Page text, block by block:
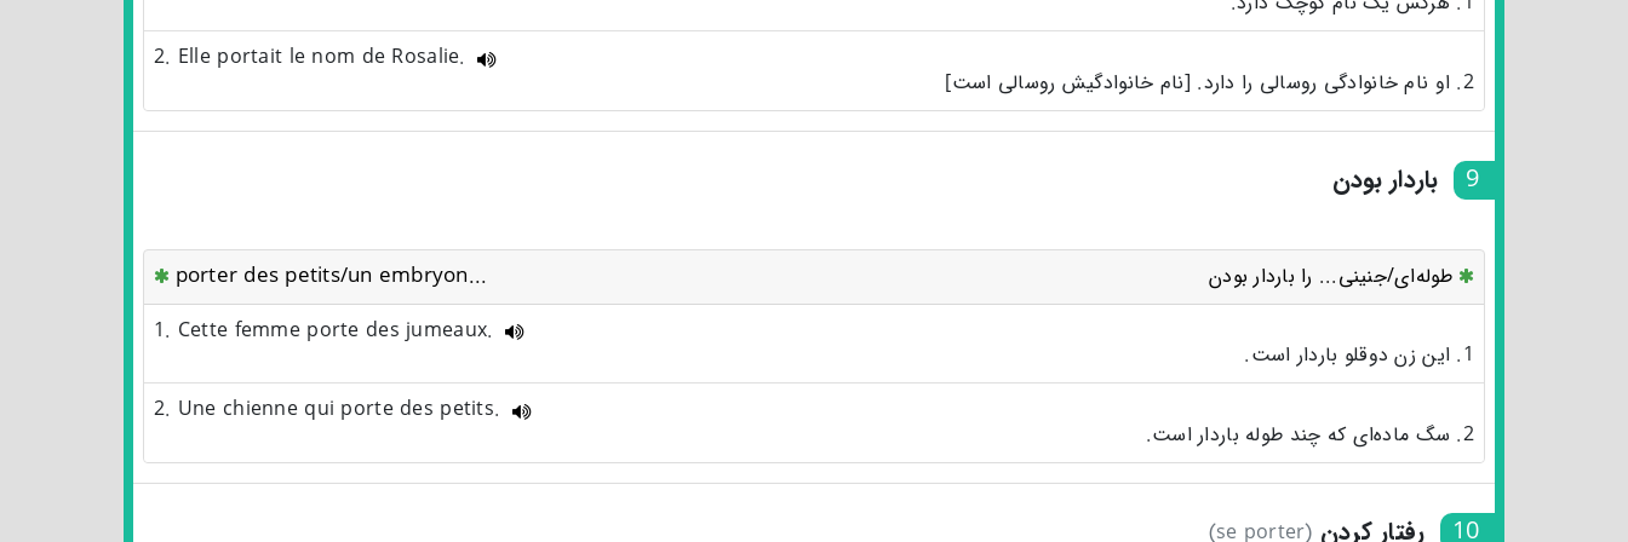
2. Elle portait le nom de Rosalie.
2. او نام خانوادگی روسالی را دارد. [نام خانوادگیش روسالی است]
9 باردار بودن
porter des petits/un embryon...
طوله‌ای/جنینی... را باردار بودن
1. Cette femme porte des jumeaux.
1. این زن دوقلو باردار است.
2. Une chienne qui porte des petits.
2. سگ ماده‌ای که چند طوله باردار است.
10 رفتار کردن (se porter)